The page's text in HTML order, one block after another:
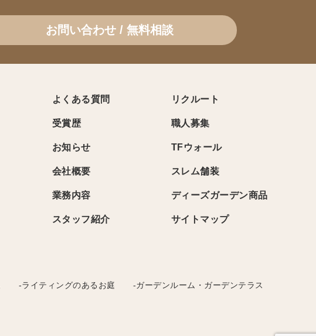
お問い合わせ / 無料相談
よくある質問
受賞歴
お知らせ
会社概要
業務内容
スタッフ紹介
リクルート
職人募集
TFウォール
スレム舗装
ディーズガーデン商品
サイトマップ
-ライティングのあるお庭 -ガーデンルーム・ガーデンテラス